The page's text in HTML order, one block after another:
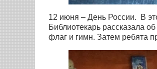
12 июня – День России. В
Библиотекарь рассказала
флаг и гимн. Затем ребята